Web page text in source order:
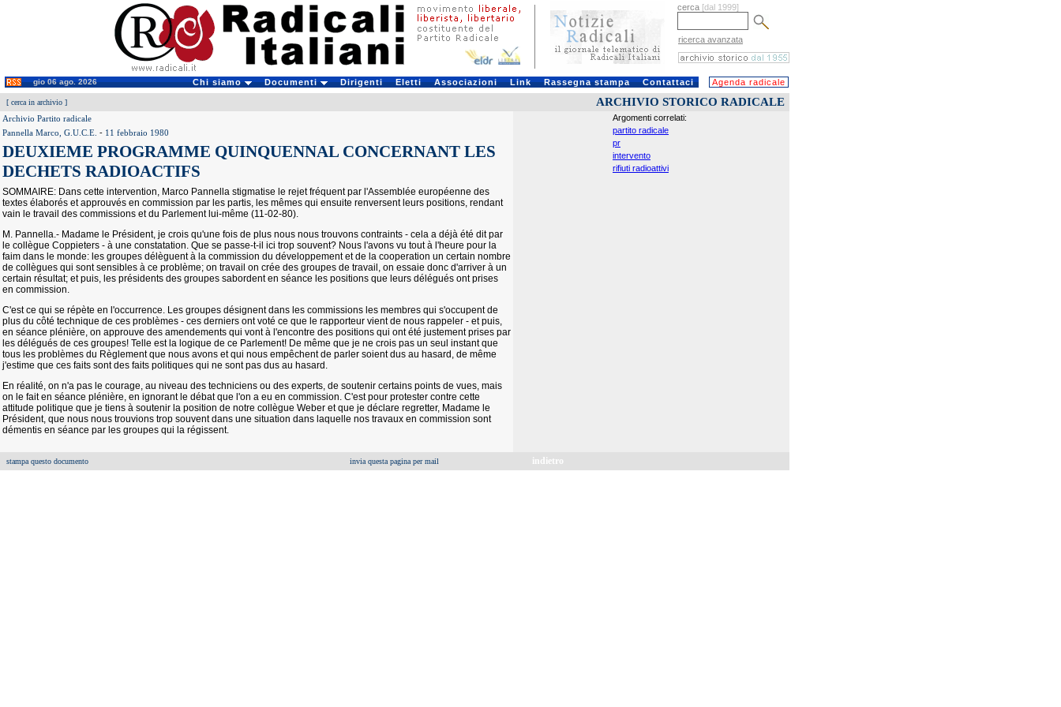
cerca [dal 1999]
ricerca avanzata
gio 06 ago. 2026 Chi siamo Documenti Dirigenti Eletti Associazioni Link Rassegna stampa Contattaci Agenda radicale
[ cerca in archivio ] ARCHIVIO STORICO RADICALE
Archivio Partito radicale
Pannella Marco, G.U.C.E. - 11 febbraio 1980
DEUXIEME PROGRAMME QUINQUENNAL CONCERNANT LES
DECHETS RADIOACTIFS
SOMMAIRE: Dans cette intervention, Marco Pannella stigmatise le rejet fréquent par l'Assemblée européenne des
textes élaborés et approuvés en commission par les partis, les mêmes qui ensuite renversent leurs positions, rendant
vain le travail des commissions et du Parlement lui-même (11-02-80).
M. Pannella.- Madame le Président, je crois qu'une fois de plus nous nous trouvons contraints - cela a déjà été dit par
le collègue Coppieters - à une constatation. Que se passe-t-il ici trop souvent? Nous l'avons vu tout à l'heure pour la
faim dans le monde: les groupes délèguent à la commission du développement et de la cooperation un certain nombre
de collègues qui sont sensibles à ce problème; on travail on crée des groupes de travail, on essaie donc d'arriver à un
certain résultat; et puis, les présidents des groupes sabordent en séance les positions que leurs délégués ont prises
en commission.
C'est ce qui se répète en l'occurrence. Les groupes désignent dans les commissions les membres qui s'occupent de
plus du côté technique de ces problèmes - ces derniers ont voté ce que le rapporteur vient de nous rappeler - et puis,
en séance plénière, on approuve des amendements qui vont à l'encontre des positions qui ont été justement prises par
les délégués de ces groupes! Telle est la logique de ce Parlement! De même que je ne crois pas un seul instant que
tous les problèmes du Règlement que nous avons et qui nous empêchent de parler soient dus au hasard, de même
j'estime que ces faits sont des faits politiques qui ne sont pas dus au hasard.
En réalité, on n'a pas le courage, au niveau des techniciens ou des experts, de soutenir certains points de vues, mais
on le fait en séance plénière, en ignorant le débat que l'on a eu en commission. C'est pour protester contre cette
attitude politique que je tiens à soutenir la position de notre collègue Weber et que je déclare regretter, Madame le
Président, que nous nous trouvions trop souvent dans une situation dans laquelle nos travaux en commission sont
démentis en séance par les groupes qui la régissent.
Argomenti correlati:
partito radicale
pr
intervento
rifiuti radioattivi
stampa questo documento invia questa pagina per mail indietro